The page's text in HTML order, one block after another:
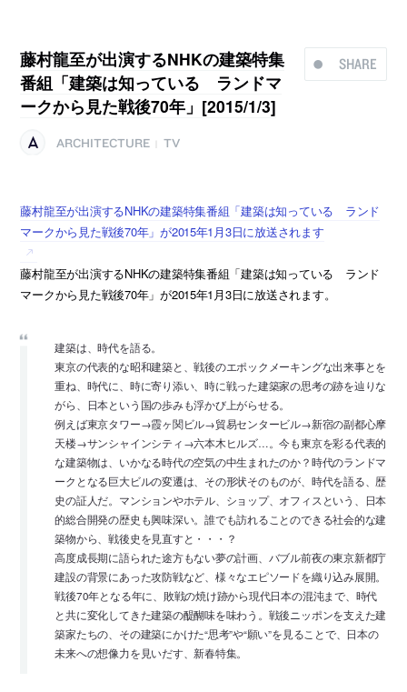
SHARE
藤村龍至が出演するNHKの建築特集
番組「建築は知っている ランドマ
ークから見た戦後70年」[2015/1/3]
ARCHITECTURE TV
藤村龍至が出演するNHKの建築特集番組「建築は知っている ランド
マークから見た戦後70年」が2015年1月3日に放送されます
藤村龍至が出演するNHKの建築特集番組「建築は知っている ランド
マークから見た戦後70年」が2015年1月3日に放送されます。
建築は、時代を語る。
東京の代表的な昭和建築と、戦後のエポックメーキングな出来事とを
重ね、時代に、時に寄り添い、時に戦った建築家の思考の跡を辿りな
がら、日本という国の歩みも浮かび上がらせる。
例えば東京タワー→霞ヶ関ビル→貿易センタービル→新宿の副都心摩
天楼→サンシャインシティ→六本木ヒルズ…。今も東京を彩る代表的
な建築物は、いかなる時代の空気の中生まれたのか？時代のランドマ
ークとなる巨大ビルの変遷は、その形状そのものが、時代を語る、歴
史の証人だ。マンションやホテル、ショップ、オフィスという、日本
的総合開発の歴史も興味深い。誰でも訪れることのできる社会的な建
築物から、戦後史を見直すと・・・？
高度成長期に語られた途方もない夢の計画、バブル前夜の東京新都庁
建設の背景にあった攻防戦など、様々なエピソードを織り込み展開。
戦後70年となる年に、敗戦の焼け跡から現代日本の混沌まで、時代
と共に変化してきた建築の醍醐味を味わう。戦後ニッポンを支えた建
築家たちの、その建築にかけた“思考”や“願い”を見ることで、日本の
未来への想像力を見いだす、新春特集。